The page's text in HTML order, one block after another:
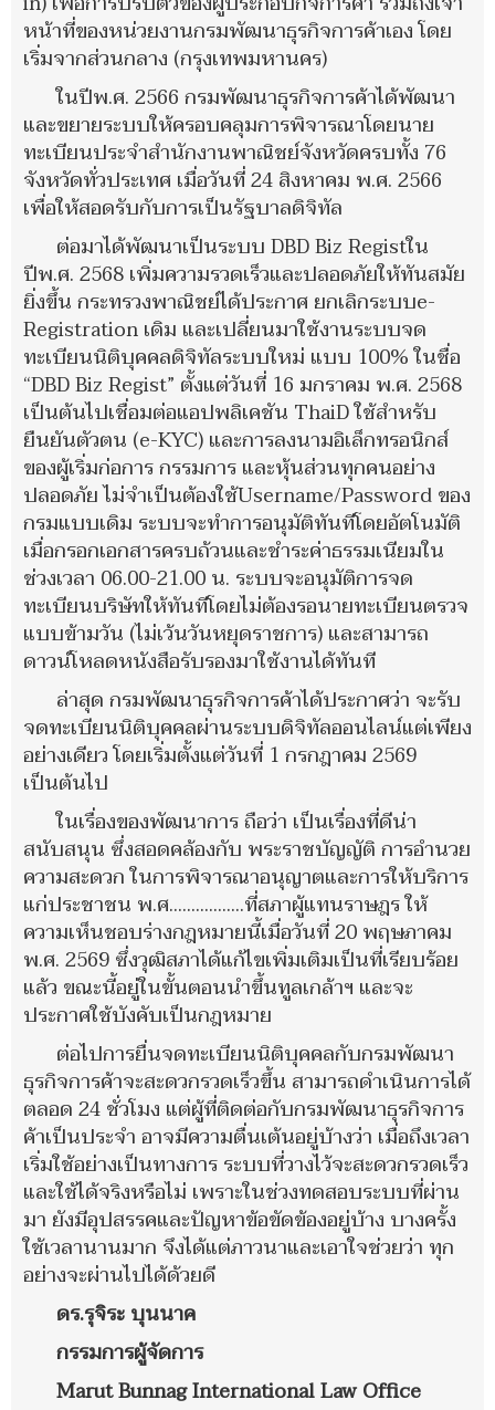
หน้าที่ของหน่วยงานกรมพัฒนาธุรกิจการค้าเอง โดย
เริ่มจากส่วนกลาง (กรุงเทพมหานคร)
ในปีพ.ศ. 2566 กรมพัฒนาธุรกิจการค้าได้พัฒนา
และขยายระบบให้ครอบคลุมการพิจารณาโดยนาย
ทะเบียนประจำสำนักงานพาณิชย์จังหวัดครบทั้ง 76
จังหวัดทั่วประเทศ เมื่อวันที่ 24 สิงหาคม พ.ศ. 2566
เพื่อให้สอดรับกับการเป็นรัฐบาลดิจิทัล
ต่อมาได้พัฒนาเป็นระบบ DBD Biz Registใน
ปีพ.ศ. 2568 เพิ่มความรวดเร็วและปลอดภัยให้ทันสมัย
ยิ่งขึ้น กระทรวงพาณิชย์ได้ประกาศ ยกเลิกระบบe-
Registration เดิม และเปลี่ยนมาใช้งานระบบจด
ทะเบียนนิติบุคคลดิจิทัลระบบใหม่ แบบ 100% ในชื่อ
“DBD Biz Regist” ตั้งแต่วันที่ 16 มกราคม พ.ศ. 2568
เป็นต้นไปเชื่อมต่อแอปพลิเคชัน ThaiD ใช้สำหรับ
ยืนยันตัวตน (e-KYC) และการลงนามอิเล็กทรอนิกส์
ของผู้เริ่มก่อการ กรรมการ และหุ้นส่วนทุกคนอย่าง
ปลอดภัย ไม่จำเป็นต้องใช้Username/Password ของ
กรมแบบเดิม ระบบจะทำการอนุมัติทันทีโดยอัตโนมัติ
เมื่อกรอกเอกสารครบถ้วนและชำระค่าธรรมเนียมใน
ช่วงเวลา 06.00-21.00 น. ระบบจะอนุมัติการจด
ทะเบียนบริษัทให้ทันทีโดยไม่ต้องรอนายทะเบียนตรวจ
แบบข้ามวัน (ไม่เว้นวันหยุดราชการ) และสามารถ
ดาวน์โหลดหนังสือรับรองมาใช้งานได้ทันที
ล่าสุด กรมพัฒนาธุรกิจการค้าได้ประกาศว่า จะรับ
จดทะเบียนนิติบุคคลผ่านระบบดิจิทัลออนไลน์แต่เพียง
อย่างเดียว โดยเริ่มตั้งแต่วันที่ 1 กรกฎาคม 2569
เป็นต้นไป
ในเรื่องของพัฒนาการ ถือว่า เป็นเรื่องที่ดีน่า
สนับสนุน ซึ่งสอดคล้องกับ พระราชบัญญัติ การอำนวย
ความสะดวก ในการพิจารณาอนุญาตและการให้บริการ
แก่ประชาชน พ.ศ.…………….ที่สภาผู้แทนราษฎร ให้
ความเห็นชอบร่างกฎหมายนี้เมื่อวันที่ 20 พฤษภาคม
พ.ศ. 2569 ซึ่งวุฒิสภาได้แก้ไขเพิ่มเติมเป็นที่เรียบร้อย
แล้ว ขณะนี้อยู่ในขั้นตอนนำขึ้นทูลเกล้าฯ และจะ
ประกาศใช้บังคับเป็นกฎหมาย
ต่อไปการยื่นจดทะเบียนนิติบุคคลกับกรมพัฒนา
ธุรกิจการค้าจะสะดวกรวดเร็วขึ้น สามารถดำเนินการได้
ตลอด 24 ชั่วโมง แต่ผู้ที่ติดต่อกับกรมพัฒนาธุรกิจการ
ค้าเป็นประจำ อาจมีความตื่นเต้นอยู่บ้างว่า เมื่อถึงเวลา
เริ่มใช้อย่างเป็นทางการ ระบบที่วางไว้จะสะดวกรวดเร็ว
และใช้ได้จริงหรือไม่ เพราะในช่วงทดสอบระบบที่ผ่าน
มา ยังมีอุปสรรคและปัญหาข้อขัดข้องอยู่บ้าง บางครั้ง
ใช้เวลานานมาก จึงได้แต่ภาวนาและเอาใจช่วยว่า ทุก
อย่างจะผ่านไปได้ด้วยดี
ดร.รุจิระ บุนนาค
กรรมการผู้จัดการ
Marut Bunnag International Law Office